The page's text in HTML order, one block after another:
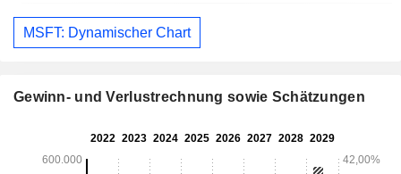
MSFT: Dynamischer Chart
Gewinn- und Verlustrechnung sowie Schätzungen